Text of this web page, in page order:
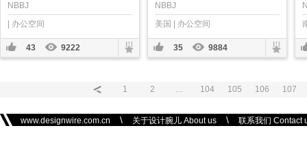
NBBJ
| 办公空间
43 9222
NBBJ
美国 | 办公空间
35 9884
1 2 … 104 105 106 107
www.designwire.com.cn \ 关于设计腕儿 About us \ 联系我们 Contact